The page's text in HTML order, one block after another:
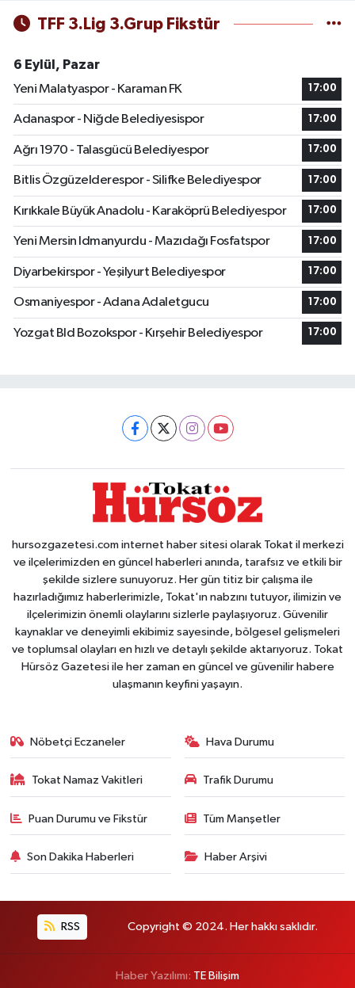
TFF 3.Lig 3.Grup Fikstür
6 Eylül, Pazar
Yeni Malatyaspor - Karaman FK
17:00
Adanaspor - Niğde Belediyesispor 17:00
Ağrı 1970 - Talasgücü Belediyespor 17:00
Bitlis Özgüzelderespor - Silifke Belediyespor 17:00
Kırıkkale Büyük Anadolu - Karaköprü Belediyespor 17:00
Yeni Mersin Idmanyurdu - Mazıdağı Fosfatspor 17:00
Diyarbekirspor - Yeşilyurt Belediyespor 17:00
Osmaniyespor - Adana Adaletgucu 17:00
Yozgat Bld Bozokspor - Kırşehir Belediyespor 17:00
hursozgazetesi.com internet haber sitesi olarak Tokat il merkezi
ve ilçelerimizden en güncel haberleri anında, tarafsız ve etkili bir
şekilde sizlere sunuyoruz. Her gün titiz bir çalışma ile
hazırladığımız haberlerimizle, Tokat'ın nabzını tutuyor, ilimizin ve
ilçelerimizin önemli olaylarını sizlerle paylaşıyoruz. Güvenilir
kaynaklar ve deneyimli ekibimiz sayesinde, bölgesel gelişmeleri
ve toplumsal olayları en hızlı ve detaylı şekilde aktarıyoruz. Tokat
Hürsöz Gazetesi ile her zaman en güncel ve güvenilir habere
ulaşmanın keyfini yaşayın.
Nöbetçi Eczaneler Hava Durumu
Tokat Namaz Vakitleri Trafik Durumu
Puan Durumu ve Fikstür Tüm Manşetler
Son Dakika Haberleri Haber Arşivi
RSS Copyright © 2024. Her hakkı saklıdır.
Haber Yazılımı: TE Bilişim